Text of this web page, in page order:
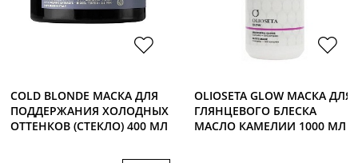
COLD BLONDE МАСКА ДЛЯ
ПОДДЕРЖАНИЯ ХОЛОДНЫХ
ОТТЕНКОВ (СТЕКЛО) 400 МЛ
OLIOSETA GLOW МАСКА ДЛЯ
ГЛЯНЦЕВОГО БЛЕСКА
МАСЛО КАМЕЛИИ 1000 МЛ